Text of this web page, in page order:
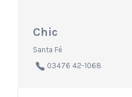
Chic
Santa Fé
03476 42-1068